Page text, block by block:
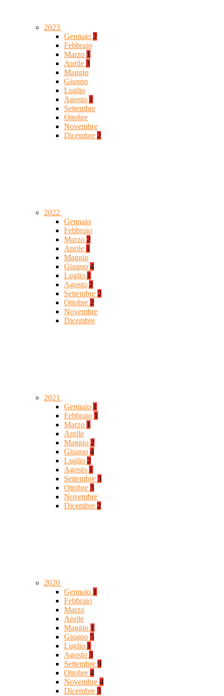
2023
Gennaio 2
Febbraio
Marzo 1
Aprile 3
Maggio
Giugno
Luglio
Agosto 1
Settembre
Ottobre
Novembre
Dicembre 2
2022
Gennaio
Febbraio
Marzo 2
Aprile 1
Maggio
Giugno 4
Luglio 1
Agosto 2
Settembre 2
Ottobre 2
Novembre
Dicembre
2021
Gennaio 1
Febbraio 1
Marzo 1
Aprile
Maggio 2
Giugno 4
Luglio 2
Agosto 1
Settembre 3
Ottobre 3
Novembre
Dicembre 2
2020
Gennaio 1
Febbraio
Marzo
Aprile
Maggio 1
Giugno 5
Luglio 1
Agosto 3
Settembre 9
Ottobre 4
Novembre 4
Dicembre 3